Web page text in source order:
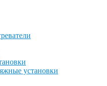
установки